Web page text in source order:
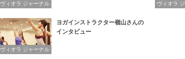
ヴィオラ ジャーナル ヴィオラ
ヴィオラ ジャーナル
ヨガインストラクター嶺山さんの
インタビュー